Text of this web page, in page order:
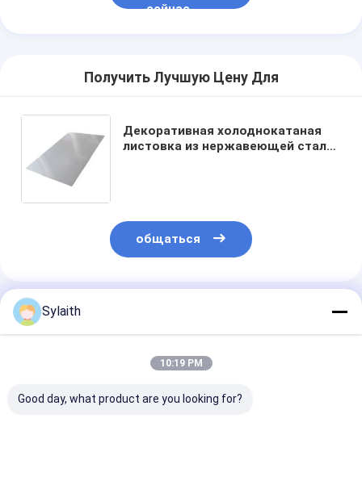
сейчас
Получить Лучшую Цену Для
Декоративная холоднокатаная
листовка из нержавеющей стали
общаться
Порекомендованные Продукты
Sylaith
10:19 PM
Good day, what product are you looking for?